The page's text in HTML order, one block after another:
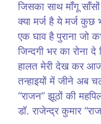
जिसका साथ माँगू
क्या मर्ज है ये मर्ज कुछ
एक घाव है पुराना जो
जिन्दगी भर का रोना दे
हालत मेरी देख कर आज
तन्हाइयों में जीने अब
“राजन” झूठों की
डॉ. राजेन्द्र कुमार